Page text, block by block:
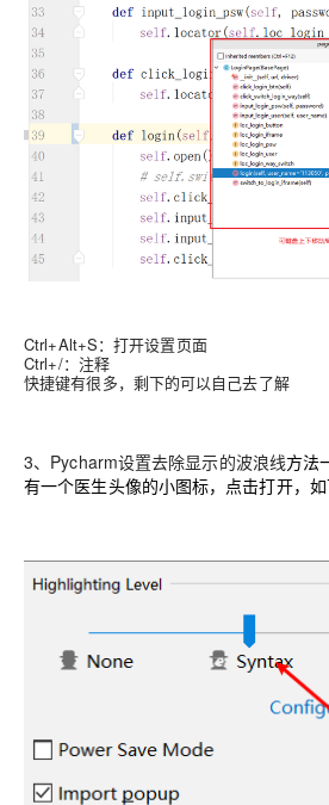
Ctrl+Alt+S：打开设置页面
Ctrl+/：注释
快捷键有很多，剩下的可以自己去了解
3、Pycharm设置去除显示的波浪线方法
有一个医生头像的小图标，点击打开，